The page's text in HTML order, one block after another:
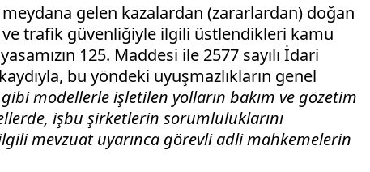
gelen kazalardan (zararlardan) doğan
ve trafik güvenliğiyle ilgili üstlendikleri kamu
125. Maddesi ile 2577 sayılı İdari
bu yöndeki uyuşmazlıkların genel
modellerle işletilen yolların bakım ve gözetim
işbu şirketlerin sorumluluklarını
mevzuat uyarınca görevli adli mahkemelerin